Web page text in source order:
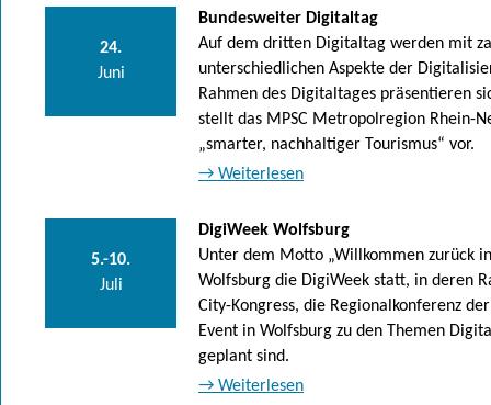
24.
Juni
Bundesweiter Digitaltag
Auf dem dritten Digitaltag werden mit
unterschiedlichen Aspekte der
Rahmen des Digitaltages präsentieren
stellt das MPSC Metropolregion Rhein-
„smarter, nachhaltiger Tourismus“ vor.
→ Weiterlesen
5.-10.
Juli
DigiWeek Wolfsburg
Unter dem Motto „Willkommen zurück
Wolfsburg die DigiWeek statt, in deren
City-Kongress, die Regionalkonferenz
Event in Wolfsburg zu den Themen
geplant sind.
→ Weiterlesen